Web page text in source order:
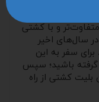
و با کشتی
سال‌های اخیر
برای سفر به این
گرفته باشید؛ سپس
بلیت کشتی از راه